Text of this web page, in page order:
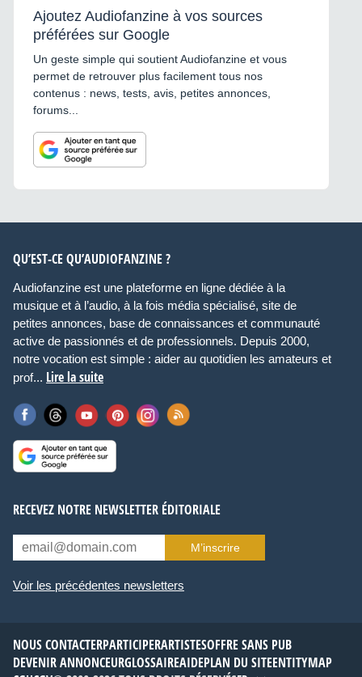
Ajoutez Audiofanzine à vos sources
préférées sur Google
Un geste simple qui soutient Audiofanzine et vous
permet de retrouver plus facilement tous nos
contenus : news, tests, avis, petites annonces,
forums...
QU’EST-CE QU’AUDIOFANZINE ?
Audiofanzine est une plateforme en ligne dédiée à la
musique et à l’audio, à la fois média spécialisé, site de
petites annonces, base de connaissances et communauté
active de passionnés et de professionnels. Depuis 2000,
notre vocation est simple : aider au quotidien les amateurs et
prof... Lire la suite
RECEVEZ NOTRE NEWSLETTER ÉDITORIALE
M’inscrire
Voir les précédentes newsletters
NOUS CONTACTERPARTICIPERARTISTESOFFRE SANS PUB
DEVENIR ANNONCEURGLOSSAIREAIDEPLAN DU SITEENTITYMAP